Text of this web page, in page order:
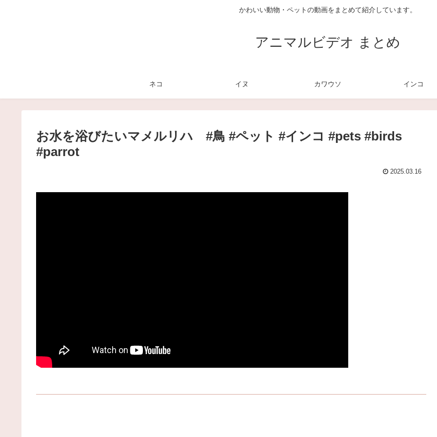
かわいい動物・ペットの動画をまとめて紹介しています。
アニマルビデオ まとめ
ネコ イヌ カワウソ インコ
お水を浴びたいマメルリハ #鳥 #ペット #インコ #pets #birds
#parrot
2025.03.16